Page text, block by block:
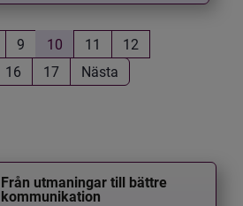
9 10 11
12
16 17 Nästa
Från utmaningar till bättre
kommunikation